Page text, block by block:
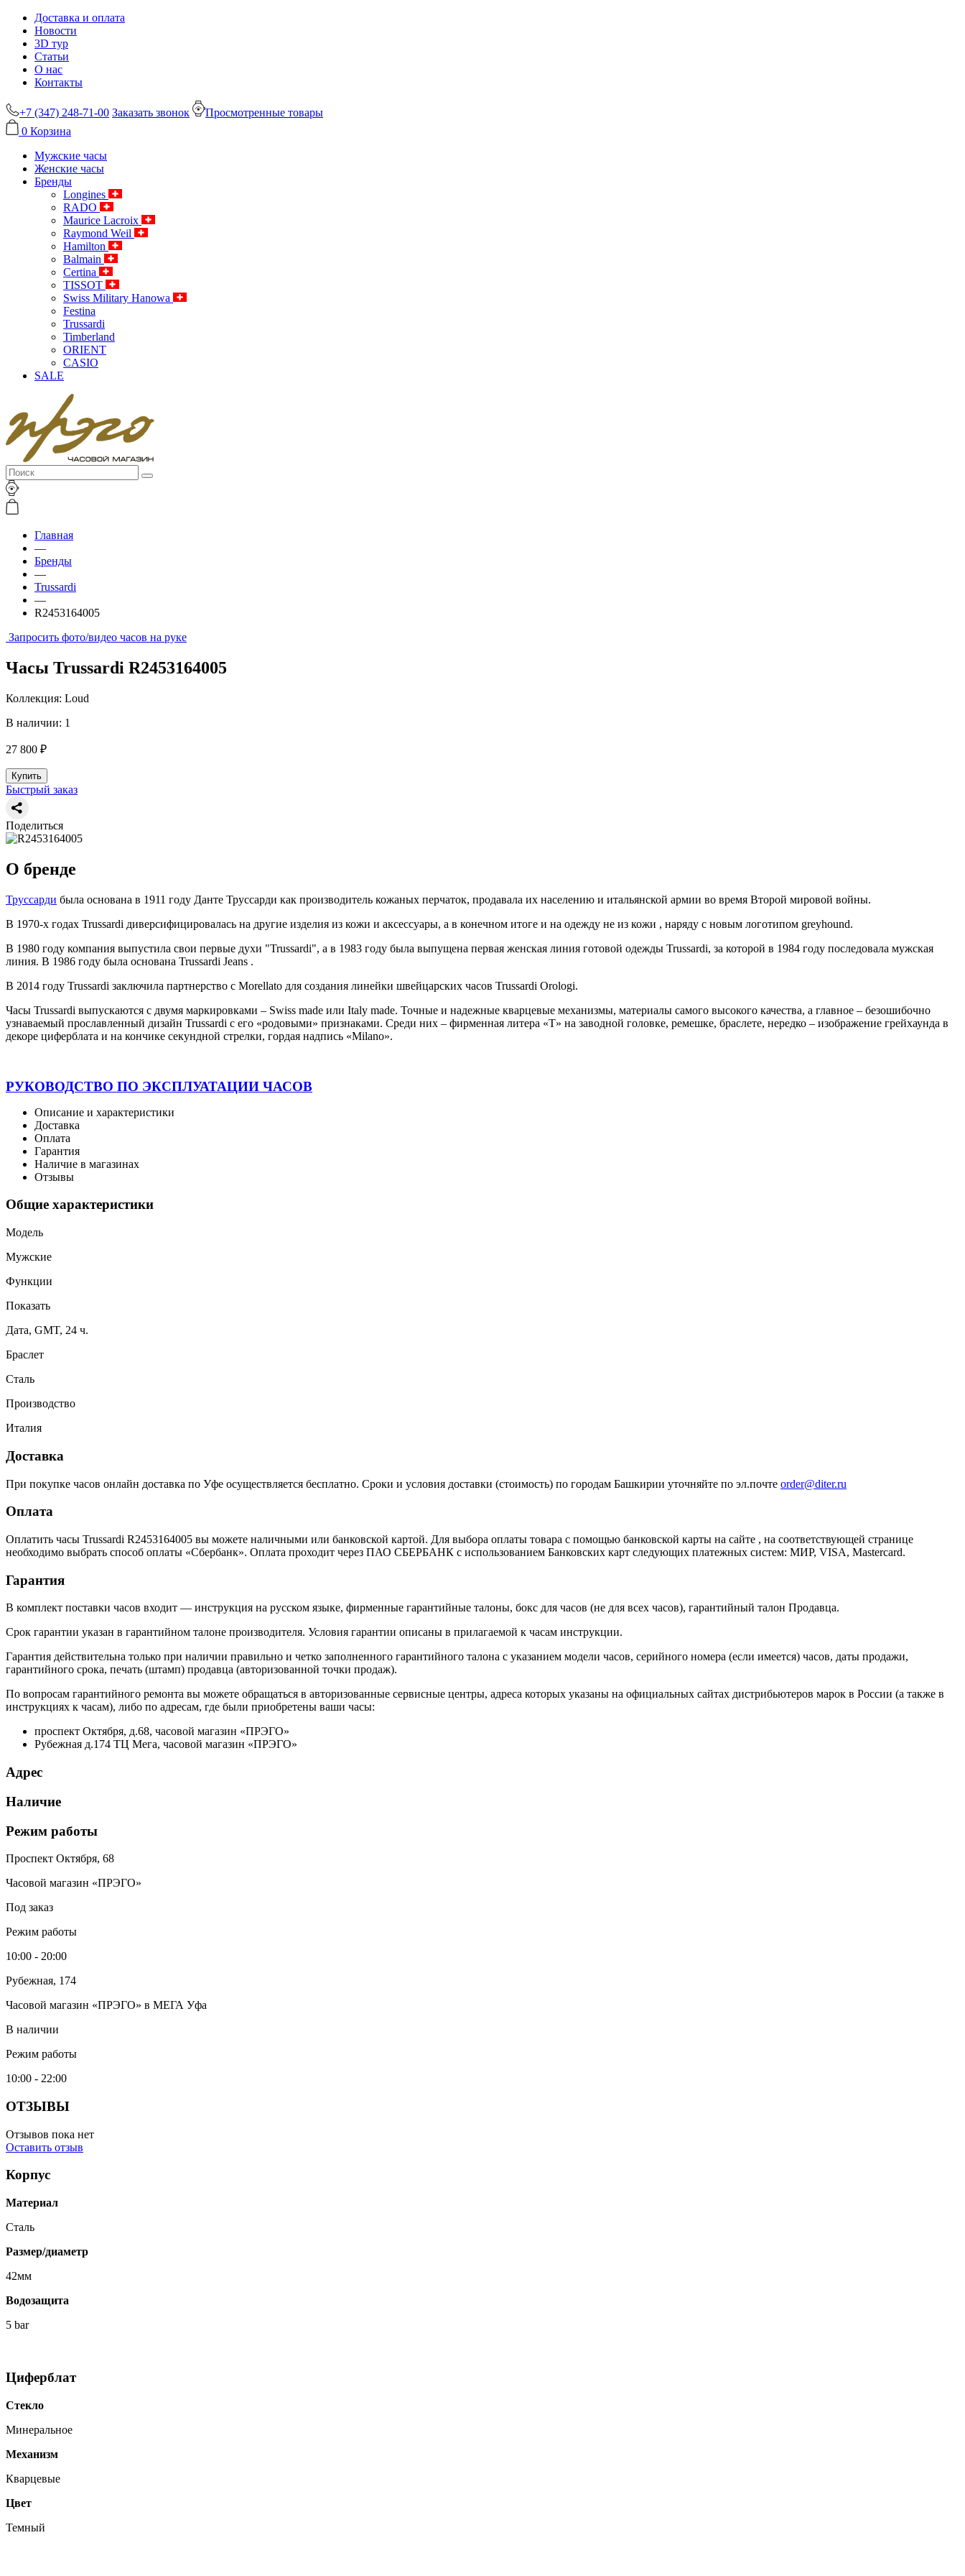
Доставка и оплата
Новости
3D тур
Статьи
О нас
Контакты
+7 (347) 248-71-00 Заказать звонок
Просмотренные товары
0 Корзина
Мужские часы
Женские часы
Бренды
Longines
RADO
Maurice Lacroix
Raymond Weil
Hamilton
Balmain
Certina
TISSOT
Swiss Military Hanowa
Festina
Trussardi
Timberland
ORIENT
CASIO
SALE
Главная
—
Бренды
—
Trussardi
—
R2453164005
Запросить фото/видео часов на руке
Часы Trussardi R2453164005
Коллекция: Loud
В наличии: 1
27 800 ₽
Купить
Быстрый заказ
Поделиться
О бренде
Труссарди была основана в 1911 году Данте Труссарди как производитель кожаных перчаток, продавала их населению и итальянской армии во время Второй мировой войны.
В 1970-х годах Trussardi диверсифицировалась на другие изделия из кожи и аксессуары, а в конечном итоге и на одежду не из кожи , наряду с новым логотипом greyhound.
В 1980 году компания выпустила свои первые духи "Trussardi", а в 1983 году была выпущена первая женская линия готовой одежды Trussardi, за которой в 1984 году последовала мужская
линия. В 1986 году была основана Trussardi Jeans .
В 2014 году Trussardi заключила партнерство с Morellato для создания линейки швейцарских часов Trussardi Orologi.
Часы Trussardi выпускаются с двумя маркировками – Swiss made или Italy made. Точные и надежные кварцевые механизмы, материалы самого высокого качества, а главное – безошибочно
узнаваемый прославленный дизайн Trussardi с его «родовыми» признаками. Среди них – фирменная литера «T» на заводной головке, ремешке, браслете, нередко – изображение грейхаунда в
декоре циферблата и на кончике секундной стрелки, гордая надпись «Milano».
РУКОВОДСТВО ПО ЭКСПЛУАТАЦИИ ЧАСОВ
Описание и характеристики
Доставка
Оплата
Гарантия
Наличие в магазинах
Отзывы
Общие характеристики
Модель
Мужские
Функции
Показать
Дата, GMT, 24 ч.
Браслет
Сталь
Производство
Италия
Доставка
При покупке часов онлайн доставка по Уфе осуществляется бесплатно. Сроки и условия доставки (стоимость) по городам Башкирии уточняйте по эл.почте order@diter.ru
Оплата
Оплатить часы Trussardi R2453164005 вы можете наличными или банковской картой. Для выбора оплаты товара с помощью банковской карты на сайте , на соответствующей странице
необходимо выбрать способ оплаты «Сбербанк». Оплата проходит через ПАО СБЕРБАНК с использованием Банковских карт следующих платежных систем: МИР, VISA, Mastercard.
Гарантия
В комплект поставки часов входит — инструкция на русском языке, фирменные гарантийные талоны, бокс для часов (не для всех часов), гарантийный талон Продавца.
Срок гарантии указан в гарантийном талоне производителя. Условия гарантии описаны в прилагаемой к часам инструкции.
Гарантия действительна только при наличии правильно и четко заполненного гарантийного талона с указанием модели часов, серийного номера (если имеется) часов, даты продажи,
гарантийного срока, печать (штамп) продавца (авторизованной точки продаж).
По вопросам гарантийного ремонта вы можете обращаться в авторизованные сервисные центры, адреса которых указаны на официальных сайтах дистрибьютеров марок в России (а также в
инструкциях к часам), либо по адресам, где были приобретены ваши часы:
проспект Октября, д.68, часовой магазин «ПРЭГО»
Рубежная д.174 ТЦ Мега, часовой магазин «ПРЭГО»
Адрес
Наличие
Режим работы
Проспект Октября, 68
Часовой магазин «ПРЭГО»
Под заказ
Режим работы
10:00 - 20:00
Рубежная, 174
Часовой магазин «ПРЭГО» в МЕГА Уфа
В наличии
Режим работы
10:00 - 22:00
ОТЗЫВЫ
Отзывов пока нет
Оставить отзыв
Корпус
Материал
Сталь
Размер/диаметр
42мм
Водозащита
5 bar
Циферблат
Стекло
Минеральное
Механизм
Кварцевые
Цвет
Темный